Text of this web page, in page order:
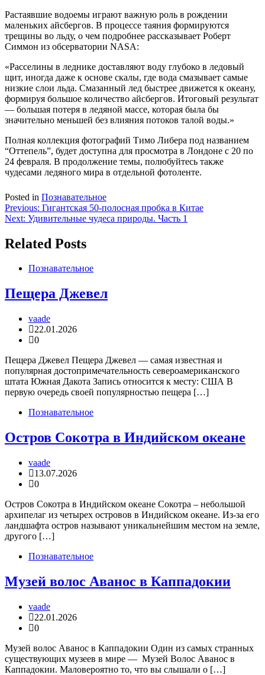
Растаявшие водоемы играют важную роль в рождении
маленьких айсбергов. В процессе таяния формируются
трещины во льду, о чем подробнее рассказывает Роберт
Симмон из обсерватории NASA:
«Расселины в леднике доставляют воду глубоко в ледовый
щит, иногда даже к основе скалы, где вода смазывает самые
низкие слои льда. Смазанный лед быстрее движется к океану,
формируя большое количество айсбергов. Итоговый результат
— большая потеря в ледяной массе, которая была бы
значительно меньшей без влияния потоков талой воды.»
Полная коллекция фотографий Тимо Либера под названием
“Оттепель”, будет доступна для просмотра в Лондоне с 20 по
24 февраля. В продолжение темы, полюбуйтесь также
чудесами ледяного мира в отдельной фотоленте.
Posted in Познавательное
Навигация
по
записям
Previous: Гигантская 50-полосная пробка в Китае
Next: Удивительные чудеса природы. Часть 1
Related Posts
Познавательное
Пещера Джевел
vaade
22.01.2026
0
Пещера Джевел Пещера Джевел — самая известная и
популярная достопримечательность североамериканского
штата Южная Дакота Запись относится к месту: США В
первую очередь своей популярностью пещера […]
Познавательное
Остров Сокотра в Индийском океане
vaade
13.07.2026
0
Остров Сокотра в Индийском океане Сокотра – небольшой
архипелаг из четырех островов в Индийском океане. Из-за его
ландшафта остров называют уникальнейшим местом на земле,
другого […]
Познавательное
Музей волос Аванос в Каппадокии
vaade
22.01.2026
0
Музей волос Аванос в Каппадокии Один из самых странных
существующих музеев в мире — Музей Волос Аванос в
Каппадокии. Маловероятно то, что вы слышали о […]